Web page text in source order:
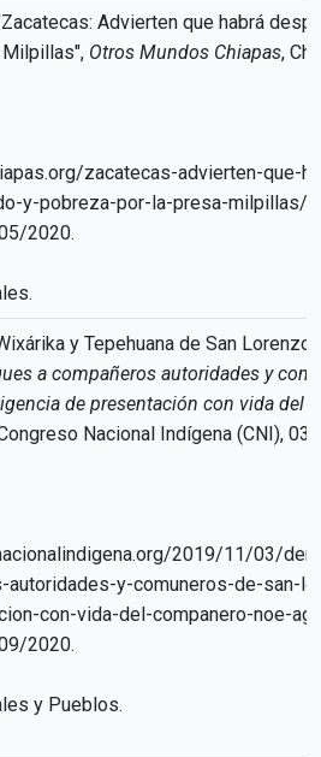
Advierten que habrá
Otros Mundos Chiapas,
zacatecas-advierten-que-
y-pobreza-por-la-presa-milpillas/
2020.
y Tepehuana de San Lorenzo
a compañeros autoridades y
de presentación con vida del
Nacional Indígena (CNI), 03
2019/11/03/
autoridades-y-comuneros-de-san-
con-vida-del-companero-noe-
2020.
y Pueblos.